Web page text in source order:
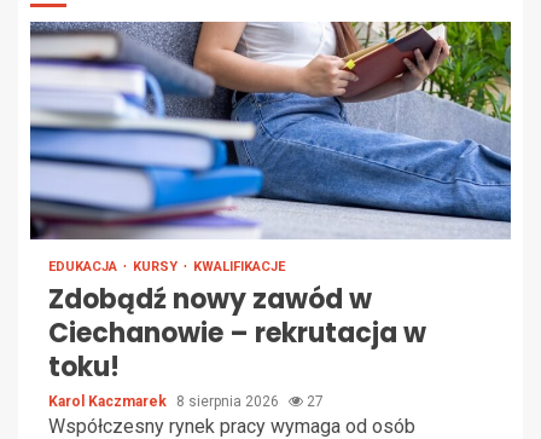
EDUKACJA KURSY KWALIFIKACJE
Zdobądź nowy zawód w
Ciechanowie – rekrutacja w
toku!
Karol Kaczmarek 8 sierpnia 2026 27
Współczesny rynek pracy wymaga od osób